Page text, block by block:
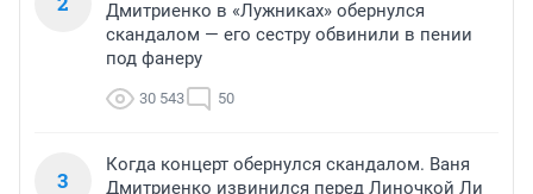
Дмитриенко в «Лужниках» обернулся
скандалом — его сестру обвинили в пении
под фанеру
30 543 50
3
Когда концерт обернулся скандалом. Ваня
Дмитриенко извинился перед Линочкой Ли